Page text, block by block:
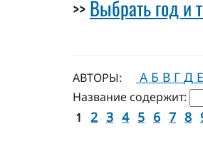
>>Выбрать год и
АВТОРЫ: А Б В Г Д Е
Название содержит:
1
2 3 4 5 6 7 8